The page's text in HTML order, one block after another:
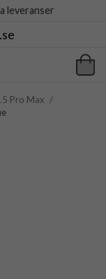
leveranser
Pro Max /